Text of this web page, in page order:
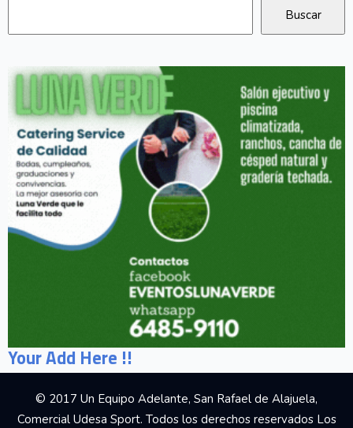
Your Add Here !!
© 2017 Un Equipo Adelante, San Rafael de Alajuela,
Comercial Udesa Sport. Todos los derechos reservados Los